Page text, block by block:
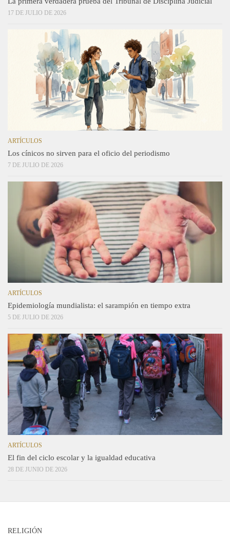
17 DE JULIO DE 2026
ARTÍCULOS
Los cínicos no sirven para el oficio del periodismo
7 DE JULIO DE 2026
ARTÍCULOS
Epidemiología mundialista: el sarampión en tiempo extra
5 DE JULIO DE 2026
ARTÍCULOS
El fin del ciclo escolar y la igualdad educativa
28 DE JUNIO DE 2026
RELIGIÓN